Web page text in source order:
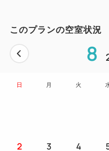
歯ブラシ/カミソリ/ヘア
1Fエレベータホール前の
函館の地酒やワイン・各
このプランの空室状況
8
日 月 火
2 3 4